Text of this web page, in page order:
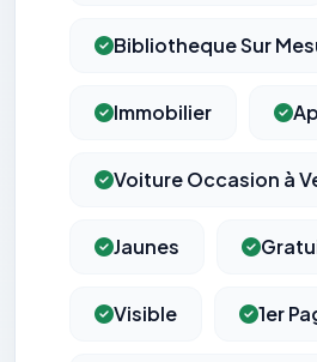
Bibliotheque Sur
Immobilier
Voiture Occasion à
Jaunes
Visible 1er